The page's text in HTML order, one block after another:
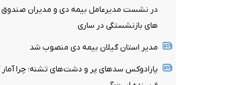
در نشست مدیرعامل بیمه دی و مدیران صندوق
های بازنشستگی در ساری
مدیر استان گیلان بیمه دی منصوب شد